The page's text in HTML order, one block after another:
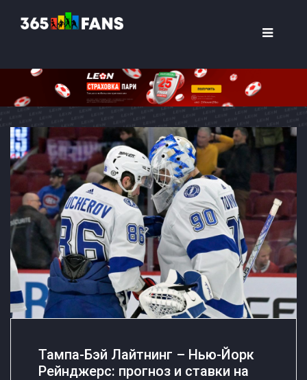
Тампа-Бэй Лайтнинг – Нью-Йорк
Рейнджерс: прогноз и ставки на